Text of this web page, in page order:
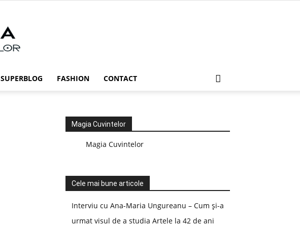
SUPERBLOG FASHION CONTACT
Magia Cuvintelor
Magia Cuvintelor
Cele mai bune articole
Interviu cu Ana-Maria Ungureanu – Cum și-a
urmat visul de a studia Artele la 42 de ani